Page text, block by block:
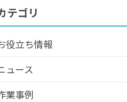
テゴリ
役立ち情報
ュース
業事例